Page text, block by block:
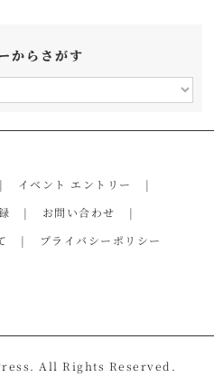
からさがす
イベント エントリー
お問い合わせ
プライバシーポリシー
All Rights Reserved.